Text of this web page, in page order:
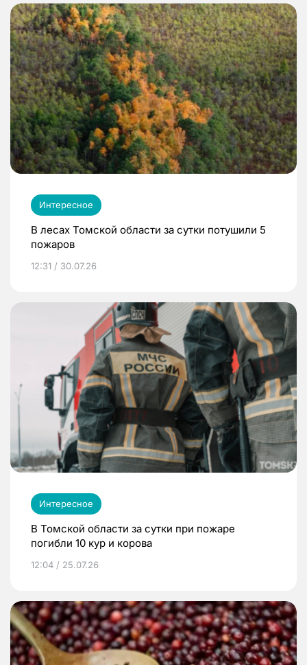
Интересное
В лесах Томской области за сутки потушили 5
пожаров
12:31 / 30.07.26
Интересное
В Томской области за сутки при пожаре
погибли 10 кур и корова
12:04 / 25.07.26